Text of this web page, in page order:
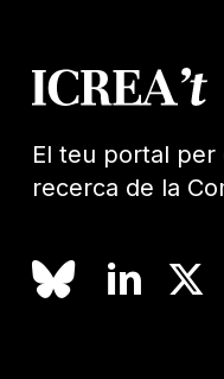
El teu portal per
recerca de la